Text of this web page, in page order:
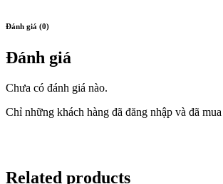
Đánh giá (0)
Đánh giá
Chưa có đánh giá nào.
Chỉ những khách hàng đã đăng nhập và đã
Related products